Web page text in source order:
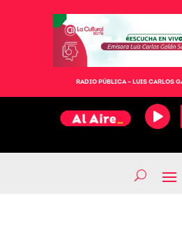
RADIO PÚBLICA – LUIS CARLOS